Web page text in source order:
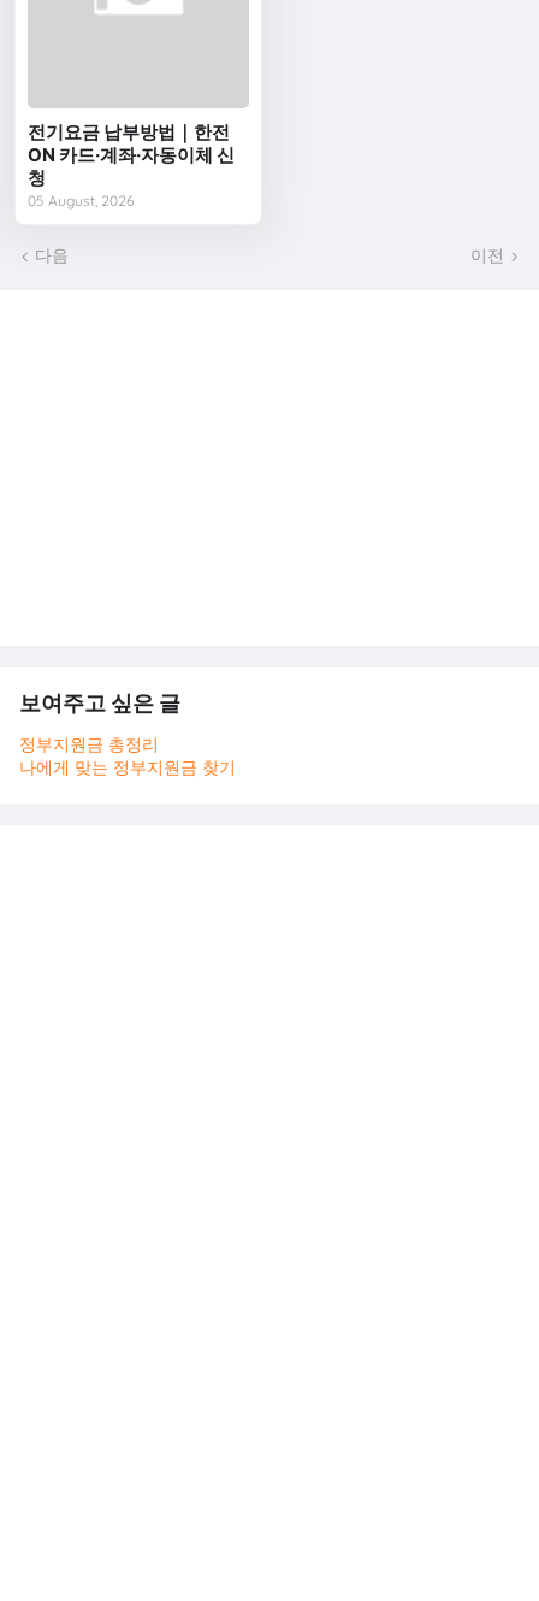
전기요금 납부방법｜한전
ON 카드·계좌·자동이체 신
청
05 August, 2026
다음 이전
보여주고 싶은 글
정부지원금 총정리
나에게 맞는 정부지원금 찾기